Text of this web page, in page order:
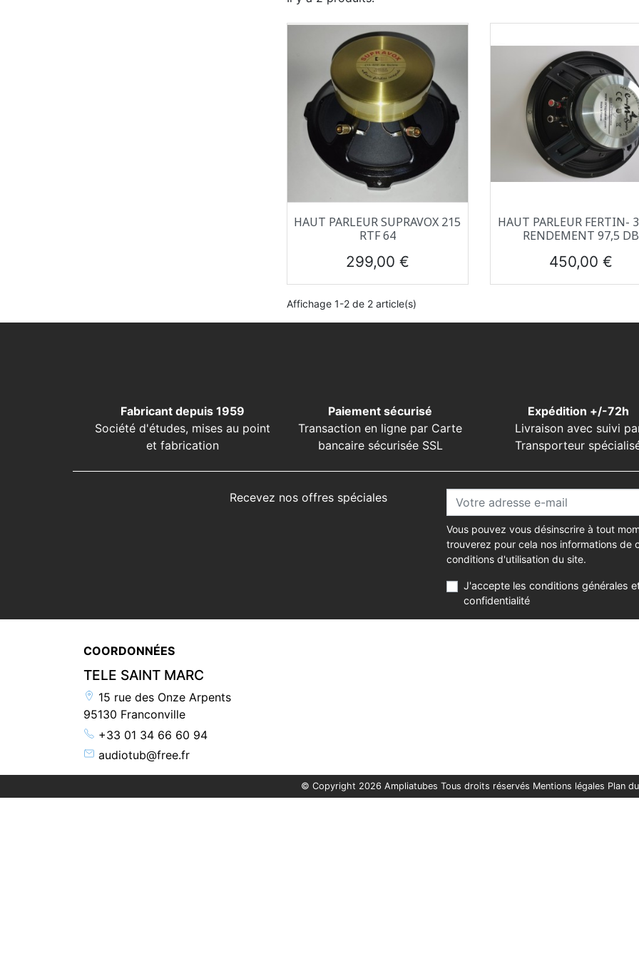
Aperçu rapide
HAUT PARLEUR SUPRAVOX 215
RTF 64
Prix
299,00 €
Aperçu rapide
HAUT PARLEUR FERTIN-
RENDEMENT 97,5 DB
Prix
450,00 €
Affichage 1-2 de 2 article(s)
Fabricant depuis 1959
Société d'études, mises au point
et fabrication
Paiement sécurisé
Transaction en ligne par Carte
bancaire sécurisée SSL
Expédition +/-72h
Livraison avec suivi
Transporteur
Recevez nos offres spéciales
Vous pouvez vous désinscrire à tout
trouverez pour cela nos informations de
conditions d'utilisation du site.
J'accepte les conditions générales
confidentialité
COORDONNÉES
TELE SAINT MARC
15 rue des Onze Arpents
95130 Franconville
+33 01 34 66 60 94
audiotub@free.fr
© Copyright 2026 Ampliatubes Tous droits réservés Mentions légales Plan